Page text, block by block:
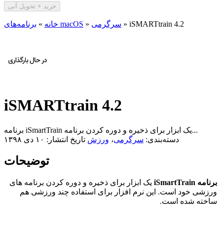
خرید + تحویل آنی
خانه » برنامه‌های macOS » سرگرمی » iSMARTtrain 4.2
iSMARTtrain 4.2
برنامه iSmartTrain یک ابزار برای ذخیره و دوره کردن برنامه...
دسته‌بندی: سرگرمی، ورزش تاریخ انتشار: ۱۰ دی ۱۳۹۸
توضیحات
برنامه iSmartTrain
یک ابزار برای ذخیره و دوره کردن برنامه های
ورزشی خود است. این نرم افزار برای استفاده چند ورزشی هم
ساخته شده است.